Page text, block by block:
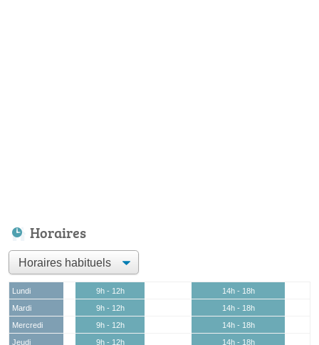
Horaires
Lundi 9h - 12h
14h - 18h
Mardi
9h - 12h
14h - 18h
Mercredi
9h - 12h
14h - 18h
Jeudi
9h - 12h
14h - 18h